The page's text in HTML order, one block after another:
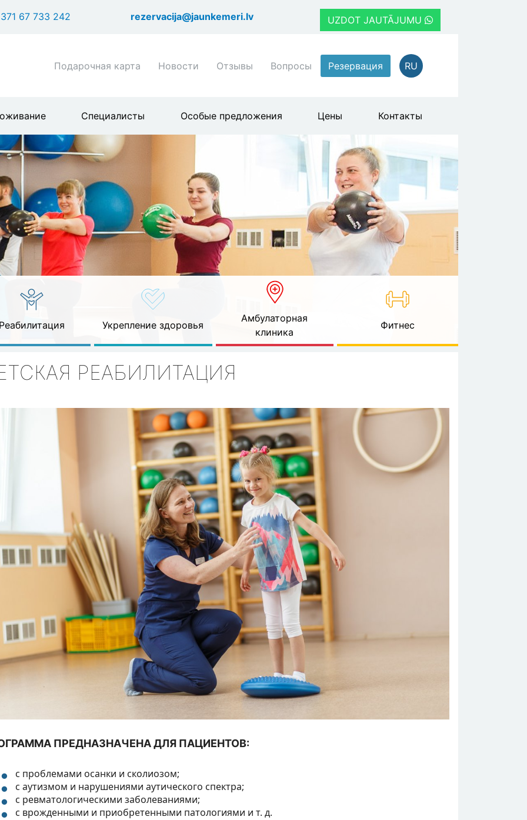
к
67 733 242 rezervacija@jaunkemeri.lv UZDOT JAUTĀJUMU
Shortcuts
menu
Подарочная карта Новости Отзывы Вопросы Резервация RU
Специалисты Особые предложения Цены Контакты
Укрепление здоровья
Амбулаторная
клиника
Фитнес
РЕАБИЛИТАЦИЯ
ПРЕДНАЗНАЧЕНА ДЛЯ ПАЦИЕНТОВ:
с проблемами осанки и сколиозом;
с аутизмом и нарушениями аутического спектра;
с ревматологическими заболеваниями;
с врожденными и приобретенными патологиями и т. д.